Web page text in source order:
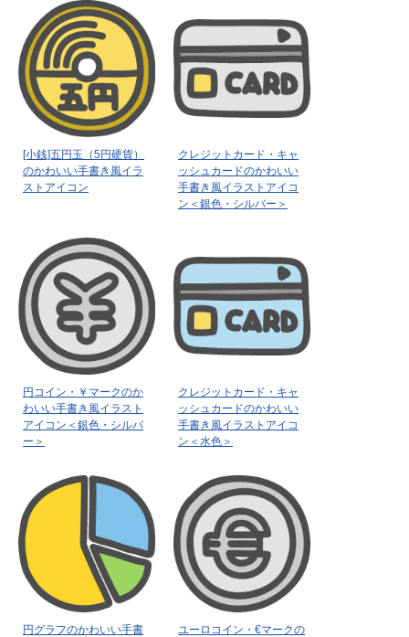
[小銭]五円玉（5円硬貨）
のかわいい手書き風イラ
ストアイコン
クレジットカード・キャ
ッシュカードのかわいい
手書き風イラストアイコ
ン＜銀色・シルバー＞
円コイン・￥マークのか
わいい手書き風イラスト
アイコン＜銀色・シルバ
ー＞
クレジットカード・キャ
ッシュカードのかわいい
手書き風イラストアイコ
ン＜水色＞
円グラフのかわいい手書
ユーロコイン・€マークの